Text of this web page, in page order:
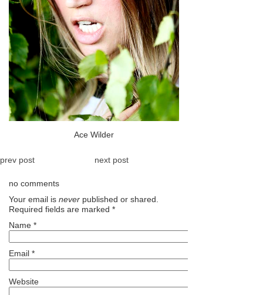
Ace Wilder
prev post next post
no comments
Your email is never published or shared.
Required fields are marked *
Name *
Email *
Website